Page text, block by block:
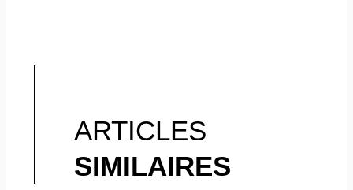
ARTICLES
SIMILAIRES